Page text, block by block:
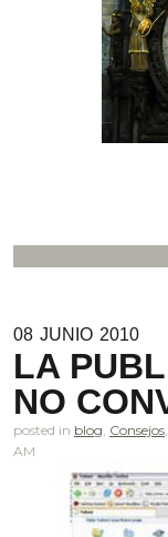
08 JUNIO 2010
LA
NO
posted in blog Consejos
AM